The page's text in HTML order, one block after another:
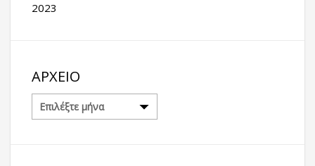
2023
ΑΡΧΕΊΟ
Αρχείο